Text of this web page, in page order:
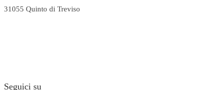
31055 Quinto di Treviso
Seguici su